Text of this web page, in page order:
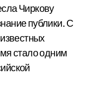
Чиркову
публики. С
стало одним